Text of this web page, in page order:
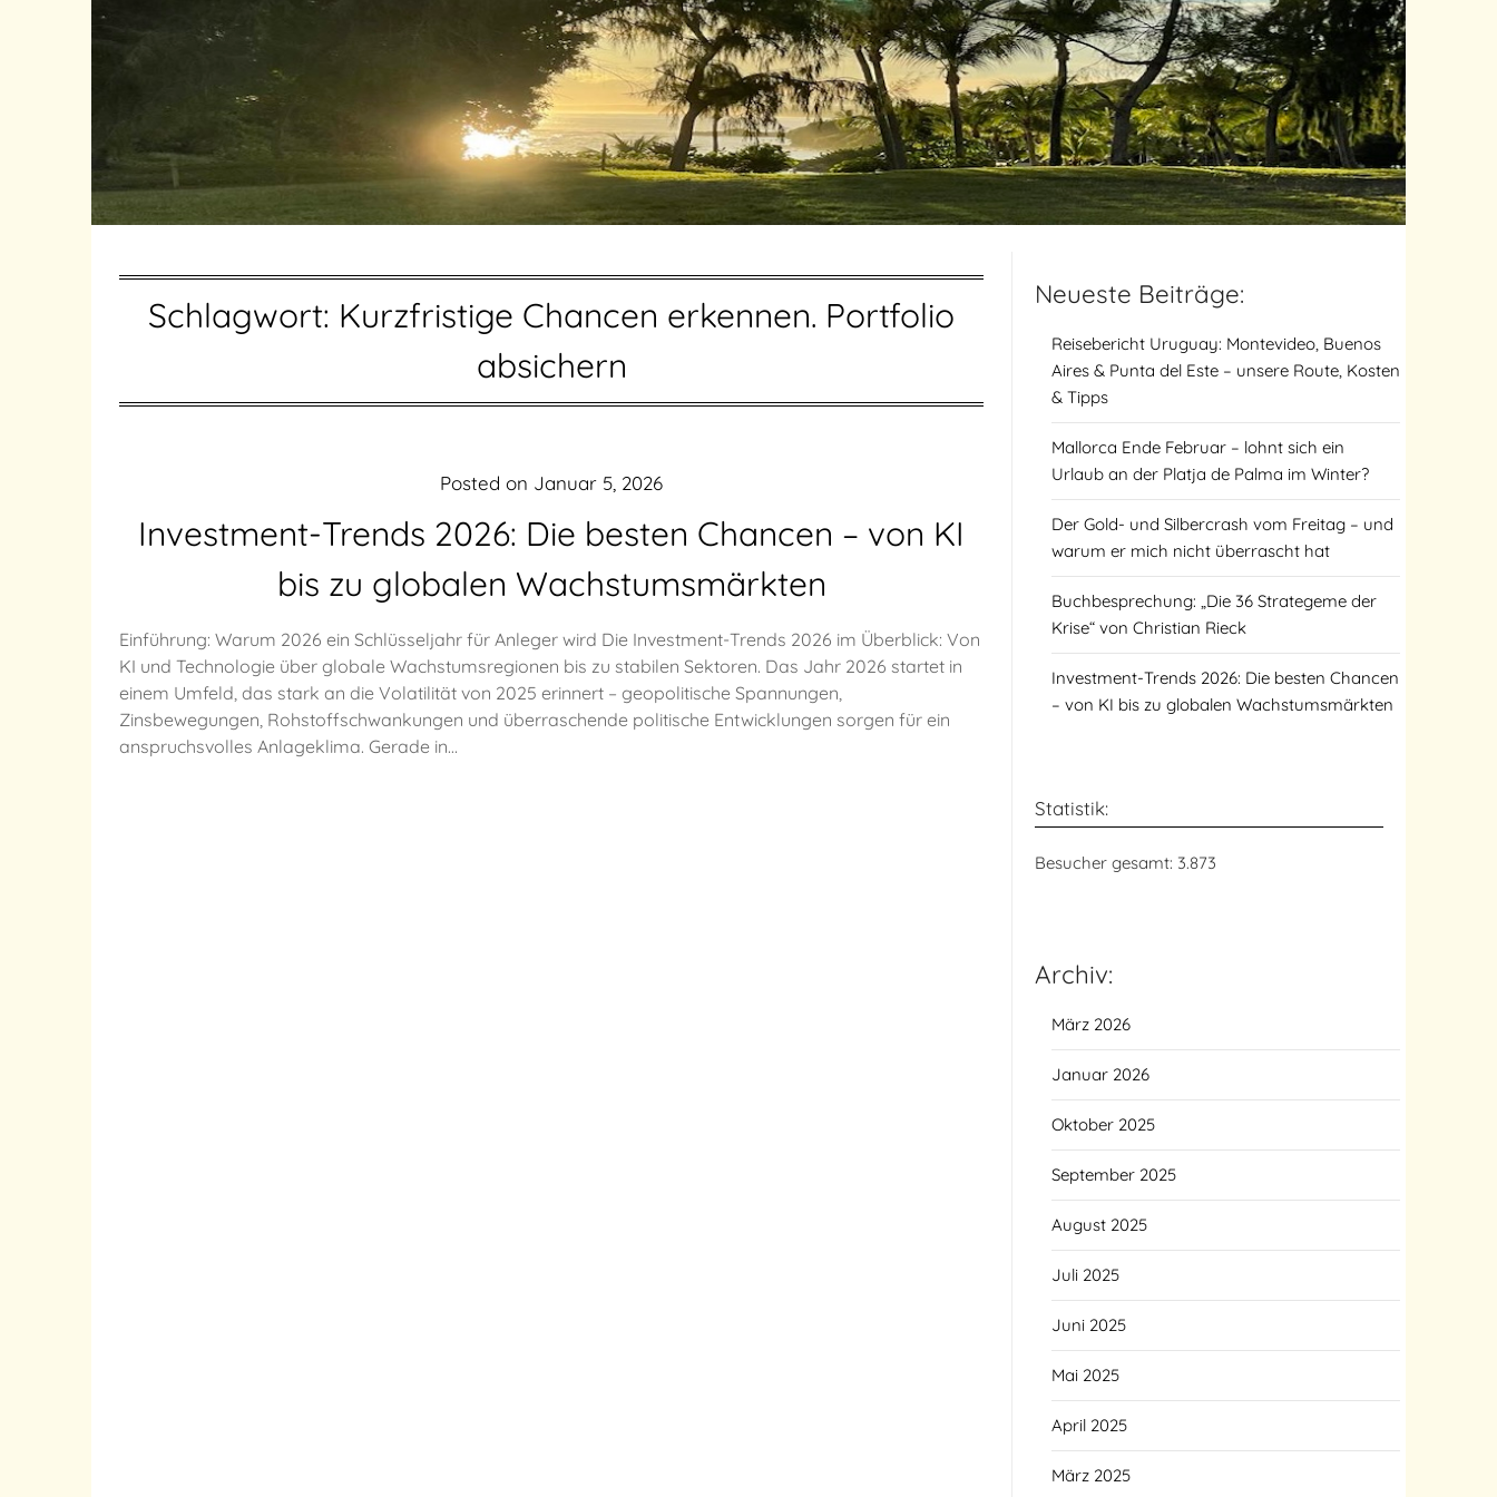
Schlagwort: Kurzfristige Chancen erkennen. Portfolio
absichern
Investment-Trends 2026: Die besten Chancen – von KI
bis zu globalen Wachstumsmärkten
Posted on Januar 5, 2026
Einführung: Warum 2026 ein Schlüsseljahr für Anleger wird Die Investment-Trends 2026 im Überblick: Von
KI und Technologie über globale Wachstumsregionen bis zu stabilen Sektoren. Das Jahr 2026 startet in
einem Umfeld, das stark an die Volatilität von 2025 erinnert – geopolitische Spannungen,
Zinsbewegungen, Rohstoffschwankungen und überraschende politische Entwicklungen sorgen für ein
anspruchsvolles Anlageklima. Gerade in…
Neueste Beiträge:
Reisebericht Uruguay: Montevideo, Buenos
Aires & Punta del Este – unsere Route, Kosten
& Tipps
Mallorca Ende Februar – lohnt sich ein
Urlaub an der Platja de Palma im Winter?
Der Gold- und Silbercrash vom Freitag – und
warum er mich nicht überrascht hat
Buchbesprechung: „Die 36 Strategeme der
Krise“ von Christian Rieck
Investment-Trends 2026: Die besten Chancen
– von KI bis zu globalen Wachstumsmärkten
Statistik:
Besucher gesamt: 3.873
Archiv:
März 2026
Januar 2026
Oktober 2025
September 2025
August 2025
Juli 2025
Juni 2025
Mai 2025
April 2025
März 2025